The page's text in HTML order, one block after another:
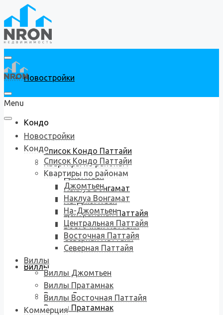
Новостройки
Кондо
Список Кондо Паттайи
Квартиры по районам
Джомтьен
Наклуа Вонгамат
На-Джомтьен
Центральная Паттайя
Восточная Паттайя
Северная Паттайя
Виллы
Виллы Джомтьен
Виллы Пратамнак
Menu
Новостройки
Кондо
Список Кондо Паттайи
Квартиры по районам
Джомтьен
Наклуа Вонгамат
На-Джомтьен
Центральная Паттайя
Восточная Паттайя
Северная Паттайя
Виллы
Виллы Джомтьен
Виллы Пратамнак
Виллы Восточная Паттайя
Коммерция